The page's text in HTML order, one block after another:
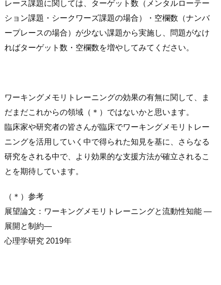
レース課題に関しては、ターゲット数（メンタルローテー
ション課題・シークワーズ課題の場合）・空欄数（ナンバ
ープレースの場合）が少ない課題から実施し、問題がなけ
ればターゲット数・空欄数を増やしてみてください。
ワーキングメモリトレーニングの効果の有無に関して、ま
だまだこれからの領域（＊）ではないかと思います。
臨床家や研究者の皆さんが臨床でワーキングメモリトレー
ニングを活用していく中で得られた知見を基に、さらなる
研究をされる中で、より効果的な支援方法が確立されるこ
とを期待しています。
（＊）参考
展望論文：ワーキングメモリトレーニングと流動性知能 ―
展開と制約―
心理学研究 2019年